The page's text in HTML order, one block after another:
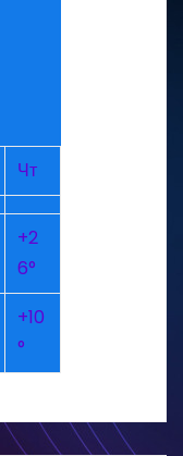
Чт
+2
6°
+10
°